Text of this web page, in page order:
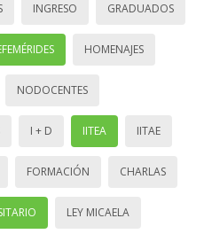
INGRESO GRADUADOS
HOMENAJES
NODOCENTES
I + D IITEA IITAE
FORMACIÓN CHARLAS
LEY MICAELA